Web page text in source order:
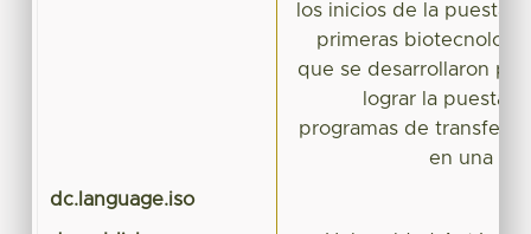
los inicios de la puesta
primeras
que se desarrollaron
lograr la puesta
programas de
en una
dc.language.iso